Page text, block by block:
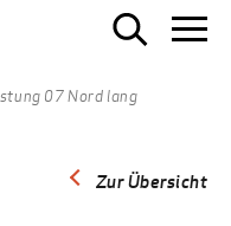
07 Nord lang
Zur Übersicht